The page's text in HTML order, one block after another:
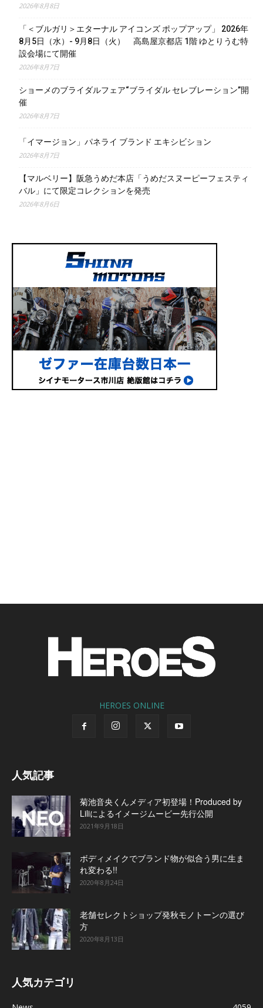
2026年8月8日
「＜ブルガリ＞エターナル アイコンズ ポップアップ」 2026年
8月5日（水）- 9月8日（火） 高島屋京都店 1階 ゆとりうむ特
設会場にて開催
2026年8月7日
ショーメのブライダルフェア“ブライダル セレブレーション”開
催
2026年8月7日
「イマージョン」パネライ ブランド エキシビション
2026年8月7日
【マルベリー】阪急うめだ本店「うめだスヌーピーフェスティ
バル」にて限定コレクションを発売
2026年8月6日
HEROES ONLINE
人気記事
菊池音央くんメディア初登場！Produced by
Liliによるイメージムービー先行公開
2021年9月18日
ボディメイクでブランド物が似合う男に生ま
れ変わる!!
2020年8月24日
老舗セレクトショップ発秋モノトーンの選び
方
2020年8月13日
人気カテゴリ